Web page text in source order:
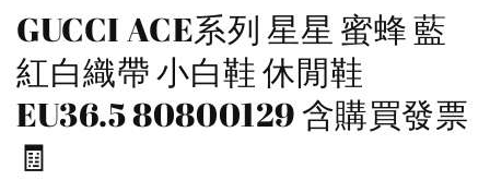
GUCCI ACE系列 星星 蜜蜂 藍
紅白織帶 小白鞋 休閒鞋
EU36.5 80800129 含購買發票
🧾